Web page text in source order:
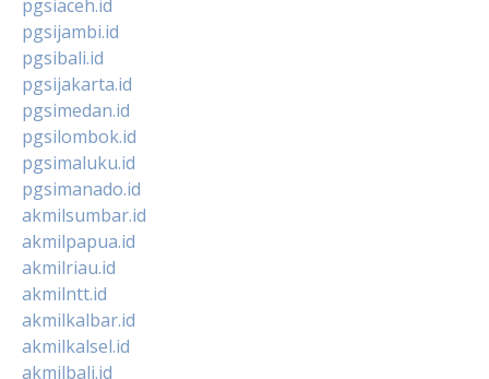
pgsiaceh.id
pgsijambi.id
pgsibali.id
pgsijakarta.id
pgsimedan.id
pgsilombok.id
pgsimaluku.id
pgsimanado.id
akmilsumbar.id
akmilpapua.id
akmilriau.id
akmilntt.id
akmilkalbar.id
akmilkalsel.id
akmilbali.id